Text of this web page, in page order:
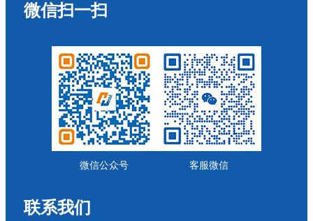
微信扫一扫
微信公众号 客服微信
联系我们